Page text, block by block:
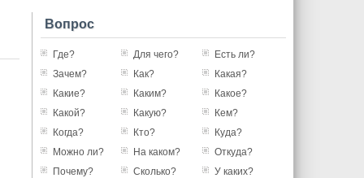
Вопрос
Где? Для чего?
Есть ли?
Зачем?
Как?
Какая?
Какие?
Каким?
Какое?
Какой?
Какую?
Кем?
Когда?
Кто?
Куда?
Можно ли?
На каком?
Откуда?
Почему?
Сколько?
У каких?